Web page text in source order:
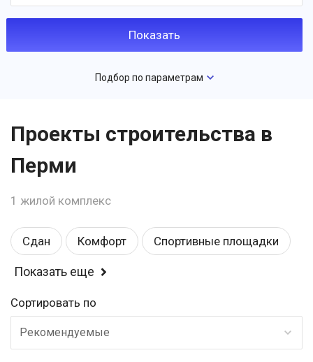
Подбор по параметрам
Проекты строительства в
Перми
1 жилой комплекс
Сдан Комфорт Спортивные площадки
Балкон или лоджия
Детские площадки Детский садик
Школа Эконом Рядом с парком
Показать еще
Сортировать по
Рекомендуемые